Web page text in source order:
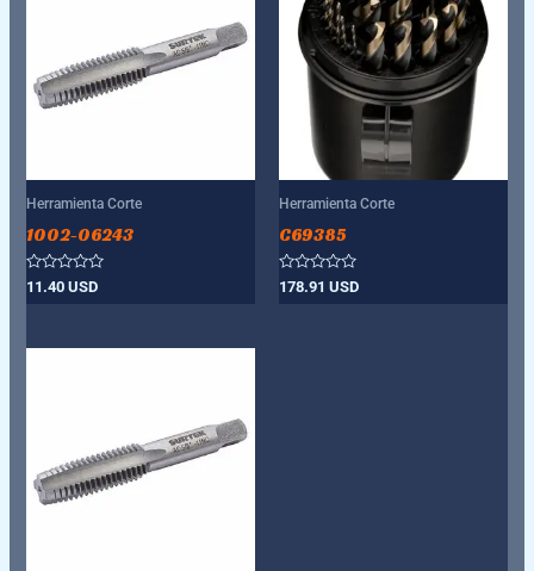
Herramienta Corte
1002-06243
Valorado
con
11.40USD
Herramienta Corte
C69385
Valorado
con
178.91 USD